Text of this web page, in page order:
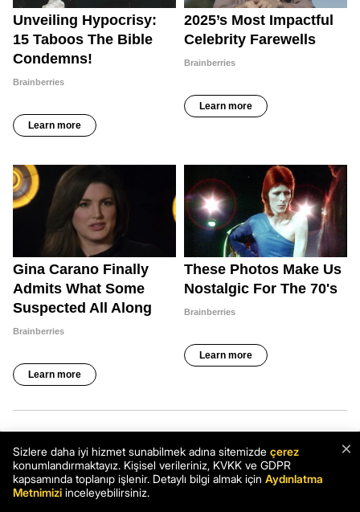
×
Sizlere daha iyi hizmet sunabilmek adına sitemizde çerez
konumlandırmaktayız. Kişisel verileriniz, KVKK ve GDPR
kapsamında toplanıp işlenir. Detaylı bilgi almak için Aydınlatma
Metnimizi inceleyebilirsiniz.